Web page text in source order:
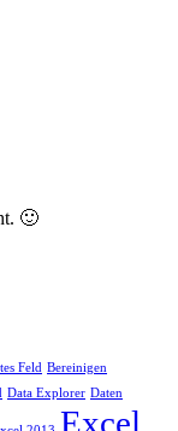
🙂
Feld Bereinigen
Data Explorer Daten
Excel